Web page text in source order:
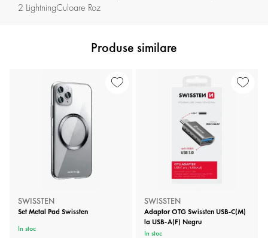
2 LightningCuloare Roz
Produse similare
SWISSTEN
Set Metal Pad Swissten
In stoc
SWISSTEN
Adaptor OTG Swissten USB-C(M)
la USB-A(F) Negru
In stoc